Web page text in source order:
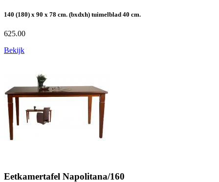
140 (180) x 90 x 78 cm. (bxdxh) tuimelblad 40 cm.
625.00
Bekijk
Eetkamertafel Napolitana/160